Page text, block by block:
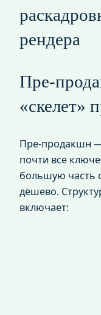
рендера
Пре-
«скелет»
Пре‑продакшн
почти все
большую часть
дёшево.
включает: